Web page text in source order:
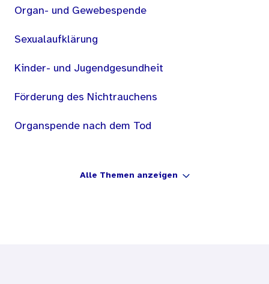
Organ- und Gewebespende
Sexualaufklärung
Kinder- und Jugendgesundheit
Förderung des Nichtrauchens
Organspende nach dem Tod
Alle Themen anzeigen